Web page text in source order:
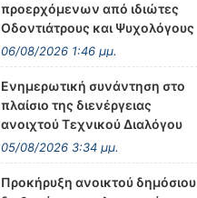
προερχόμενων από ιδιώτες
Οδοντιάτρους και Ψυχολόγους
06/08/2026 1:46 μμ.
Ενημερωτική συνάντηση στο
πλαίσιο της διενέργειας
ανοιχτού Τεχνικού Διαλόγου
05/08/2026 3:34 μμ.
Προκήρυξη ανοικτού δημόσιου